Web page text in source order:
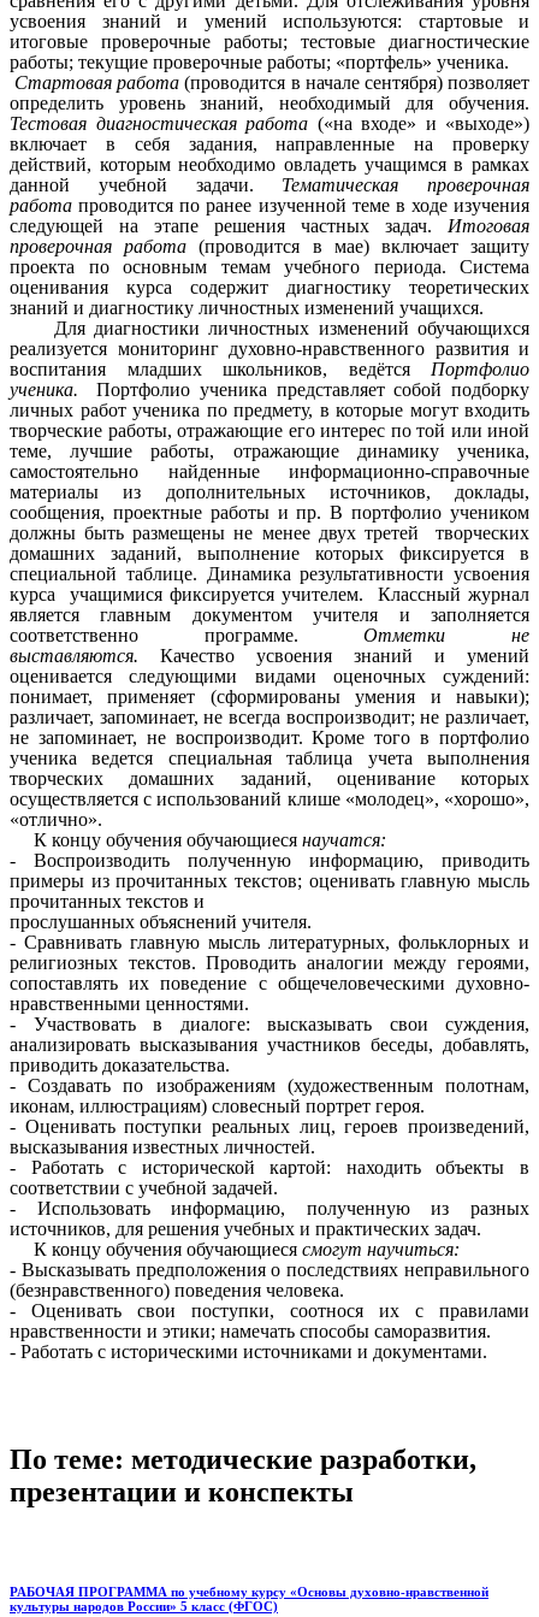
усвоения знаний и умений используются: стартовые и
итоговые проверочные работы; тестовые диагностические
работы; текущие проверочные работы; «портфель» ученика.
Стартовая работа (проводится в начале сентября) позволяет
определить уровень знаний, необходимый для обучения.
Тестовая диагностическая работа («на входе» и «выходе»)
включает в себя задания, направленные на проверку
действий, которым необходимо овладеть учащимся в рамках
данной учебной задачи. Тематическая проверочная
работа проводится по ранее изученной теме в ходе изучения
следующей на этапе решения частных задач. Итоговая
проверочная работа (проводится в мае) включает защиту
проекта по основным темам учебного периода. Система
оценивания курса содержит диагностику теоретических
знаний и диагностику личностных изменений учащихся.
Для диагностики личностных изменений обучающихся
реализуется мониторинг духовно-нравственного развития и
воспитания младших школьников, ведётся Портфолио
ученика. Портфолио ученика представляет собой подборку
личных работ ученика по предмету, в которые могут входить
творческие работы, отражающие его интерес по той или иной
теме, лучшие работы, отражающие динамику ученика,
самостоятельно найденные информационно-справочные
материалы из дополнительных источников, доклады,
сообщения, проектные работы и пр. В портфолио учеником
должны быть размещены не менее двух третей творческих
домашних заданий, выполнение которых фиксируется в
специальной таблице. Динамика результативности усвоения
курса учащимися фиксируется учителем. Классный журнал
является главным документом учителя и заполняется
соответственно программе.Отметки не
выставляются.
Качество усвоения знаний и умений
оценивается следующими видами оценочных суждений:
понимает, применяет (сформированы умения и навыки);
различает, запоминает, не всегда воспроизводит; не различает,
не запоминает, не воспроизводит. Кроме того в портфолио
ученика ведется специальная таблица учета выполнения
творческих домашних заданий, оценивание которых
осуществляется с использований клише «молодец», «хорошо»,
«отлично».
К концу обучения обучающиеся научатся:
- Воспроизводить полученную информацию, приводить
примеры из прочитанных текстов; оценивать главную мысль
прочитанных текстов и
прослушанных объяснений учителя.
- Сравнивать главную мысль литературных, фольклорных и
религиозных текстов. Проводить аналогии между героями,
сопоставлять их поведение с общечеловеческими духовно-
нравственными ценностями.
- Участвовать в диалоге: высказывать свои суждения,
анализировать высказывания участников беседы, добавлять,
приводить доказательства.
- Создавать по изображениям (художественным полотнам,
иконам, иллюстрациям) словесный портрет героя.
- Оценивать поступки реальных лиц, героев произведений,
высказывания известных личностей.
- Работать с исторической картой: находить объекты в
соответствии с учебной задачей.
- Использовать информацию, полученную из разных
источников, для решения учебных и практических задач.
К концу обучения обучающиеся смогут научиться:
- Высказывать предположения о последствиях неправильного
(безнравственного) поведения человека.
- Оценивать свои поступки, соотнося их с правилами
нравственности и этики; намечать способы саморазвития.
- Работать с историческими источниками и документами.
По теме: методические разработки,
презентации и конспекты
РАБОЧАЯ ПРОГРАММА по учебному курсу «Основы духовно-нравственной
культуры народов России» 5 класс (ФГОС)